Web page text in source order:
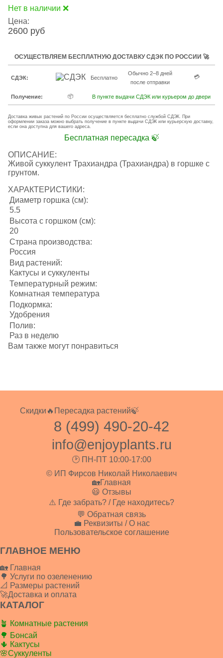
Нет в наличии ❌
Цена:
2600 руб
ОСУЩЕСТВЛЯЕМ БЕСПЛАТНУЮ ДОСТАВКУ СДЭК ПО РОССИИ 🚀
СДЭК: Бесплатно
Обычно 2–8 дней
после отправки
💳
Получение: 📦 В пункте выдачи СДЭК или курьером до двери
Доставка живых растений по России осуществляется бесплатно службой СДЭК. При
оформлении заказа можно выбрать получение в пункте выдачи СДЭК или курьерскую доставку,
если она доступна для вашего адреса.
Бесплатная пересадка 🍃
ОПИСАНИЕ:
Живой суккулент Трахиандра (Трахиандра) в горшке с
грунтом.
ХАРАКТЕРИСТИКИ:
Диаметр горшка (см):
5.5
Высота с горшком (см):
20
Страна производства:
Россия
Вид растений:
Кактусы и суккуленты
Температурный режим:
Комнатная температура
Подкормка:
Удобрения
Полив:
Раз в неделю
Вам также могут понравиться
Скидки🔥 Пересадка растений🍃
8 (499) 490-20-42
info@enjoyplants.ru
🕑 ПН-ПТ 10:00-17:00
© ИП Фирсов Николай Николаевич
🏡Главная
😃 Отзывы
⚠️ Где забрать? / Где находитесь?
💬 Обратная связь
💼 Реквизиты / О нас
Пользовательское соглашение
ГЛАВНОЕ МЕНЮ
🏡 Главная
🌳 Услуги по озеленению
📐 Размеры растений
🚀Доставка и оплата
КАТАЛОГ
🪴 Комнатные растения
🌳 Бонсай
🌵 Кактусы
🌸Суккуленты